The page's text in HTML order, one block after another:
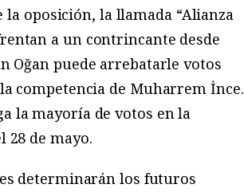
oposición, la llamada “Alianza
a un contrincante desde
Oğan puede arrebatarle votos
competencia de Muharrem İnce.
la mayoría de votos en la
de mayo.
determinarán los futuros